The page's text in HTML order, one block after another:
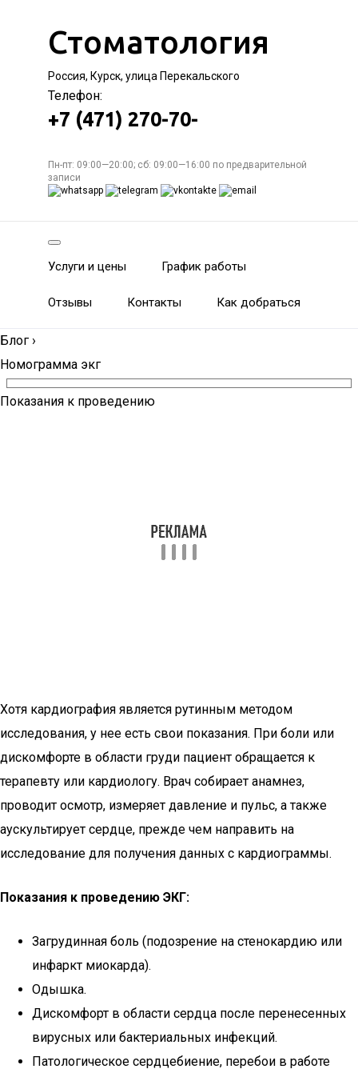
Стоматология
Россия, Курск, улица Перекальского
Телефон:
+7 (471) 270-70-
Пн-пт: 09:00—20:00; сб: 09:00—16:00 по предварительной
записи
Услуги и цены График работы
Отзывы Контакты Как добраться
Блог ›
Номограмма экг
Показания к проведению
Хотя кардиография является рутинным методом
исследования, у нее есть свои показания. При боли или
дискомфорте в области груди пациент обращается к
терапевту или кардиологу. Врач собирает анамнез,
проводит осмотр, измеряет давление и пульс, а также
аускультирует сердце, прежде чем направить на
исследование для получения данных с кардиограммы.
Показания к проведению ЭКГ:
Загрудинная боль (подозрение на стенокардию или
инфаркт миокарда).
Одышка.
Дискомфорт в области сердца после перенесенных
вирусных или бактериальных инфекций.
Патологическое сердцебиение, перебои в работе